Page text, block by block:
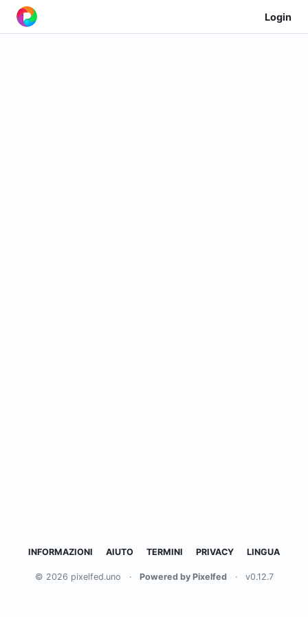
Login
INFORMAZIONI AIUTO TERMINI PRIVACY LINGUA
© 2026 pixelfed.uno · Powered by Pixelfed · v0.12.7